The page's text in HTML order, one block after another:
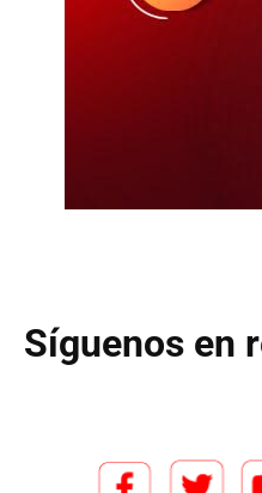
Síguenos en